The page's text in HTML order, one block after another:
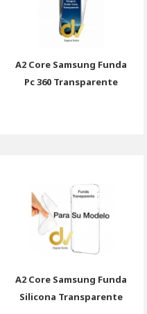
A2 Core Samsung Funda
Pc 360 Transparente
A2 Core Samsung Funda
Silicona Transparente